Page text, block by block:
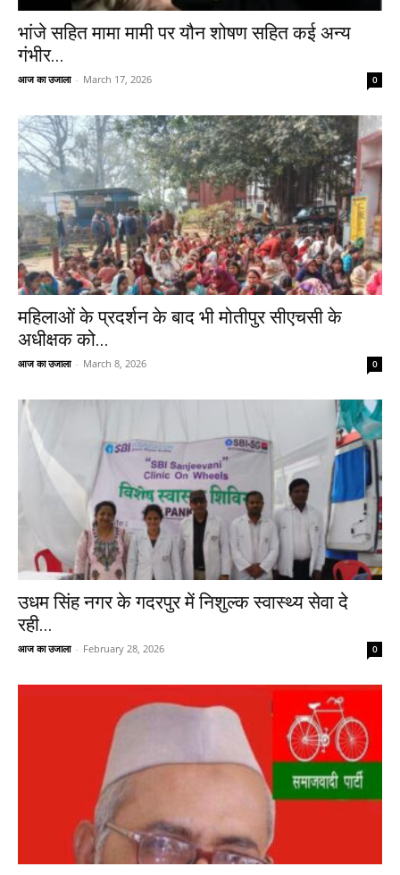
भांजे सहित मामा मामी पर यौन शोषण सहित कई अन्य
गंभीर...
आज का उजाला - March 17, 2026 0
महिलाओं के प्रदर्शन के बाद भी मोतीपुर सीएचसी के
अधीक्षक को...
आज का उजाला - March 8, 2026 0
उधम सिंह नगर के गदरपुर में निशुल्क स्वास्थ्य सेवा दे
रही...
आज का उजाला - February 28, 2026 0